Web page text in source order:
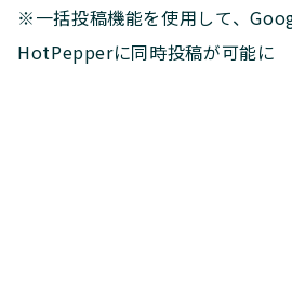
※一括投稿機能を使用して、
HotPepperに同時投稿が可能に